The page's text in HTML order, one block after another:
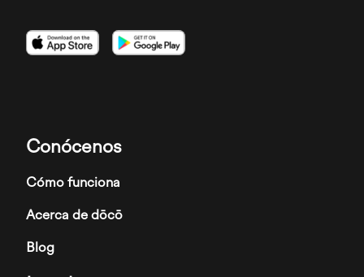
Imagen
Imagen Imagen
Conócenos
Cómo funciona
Acerca de dōcō
Blog